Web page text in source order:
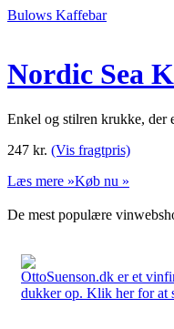
Bulows Kaffebar
Nordic Sea
Enkel og stilren krukke, der
247 kr. (Vis fragtpris)
Læs mere »Køb nu »
De mest populære
OttoSuenson.dk er et
dukker op. Klik her for at